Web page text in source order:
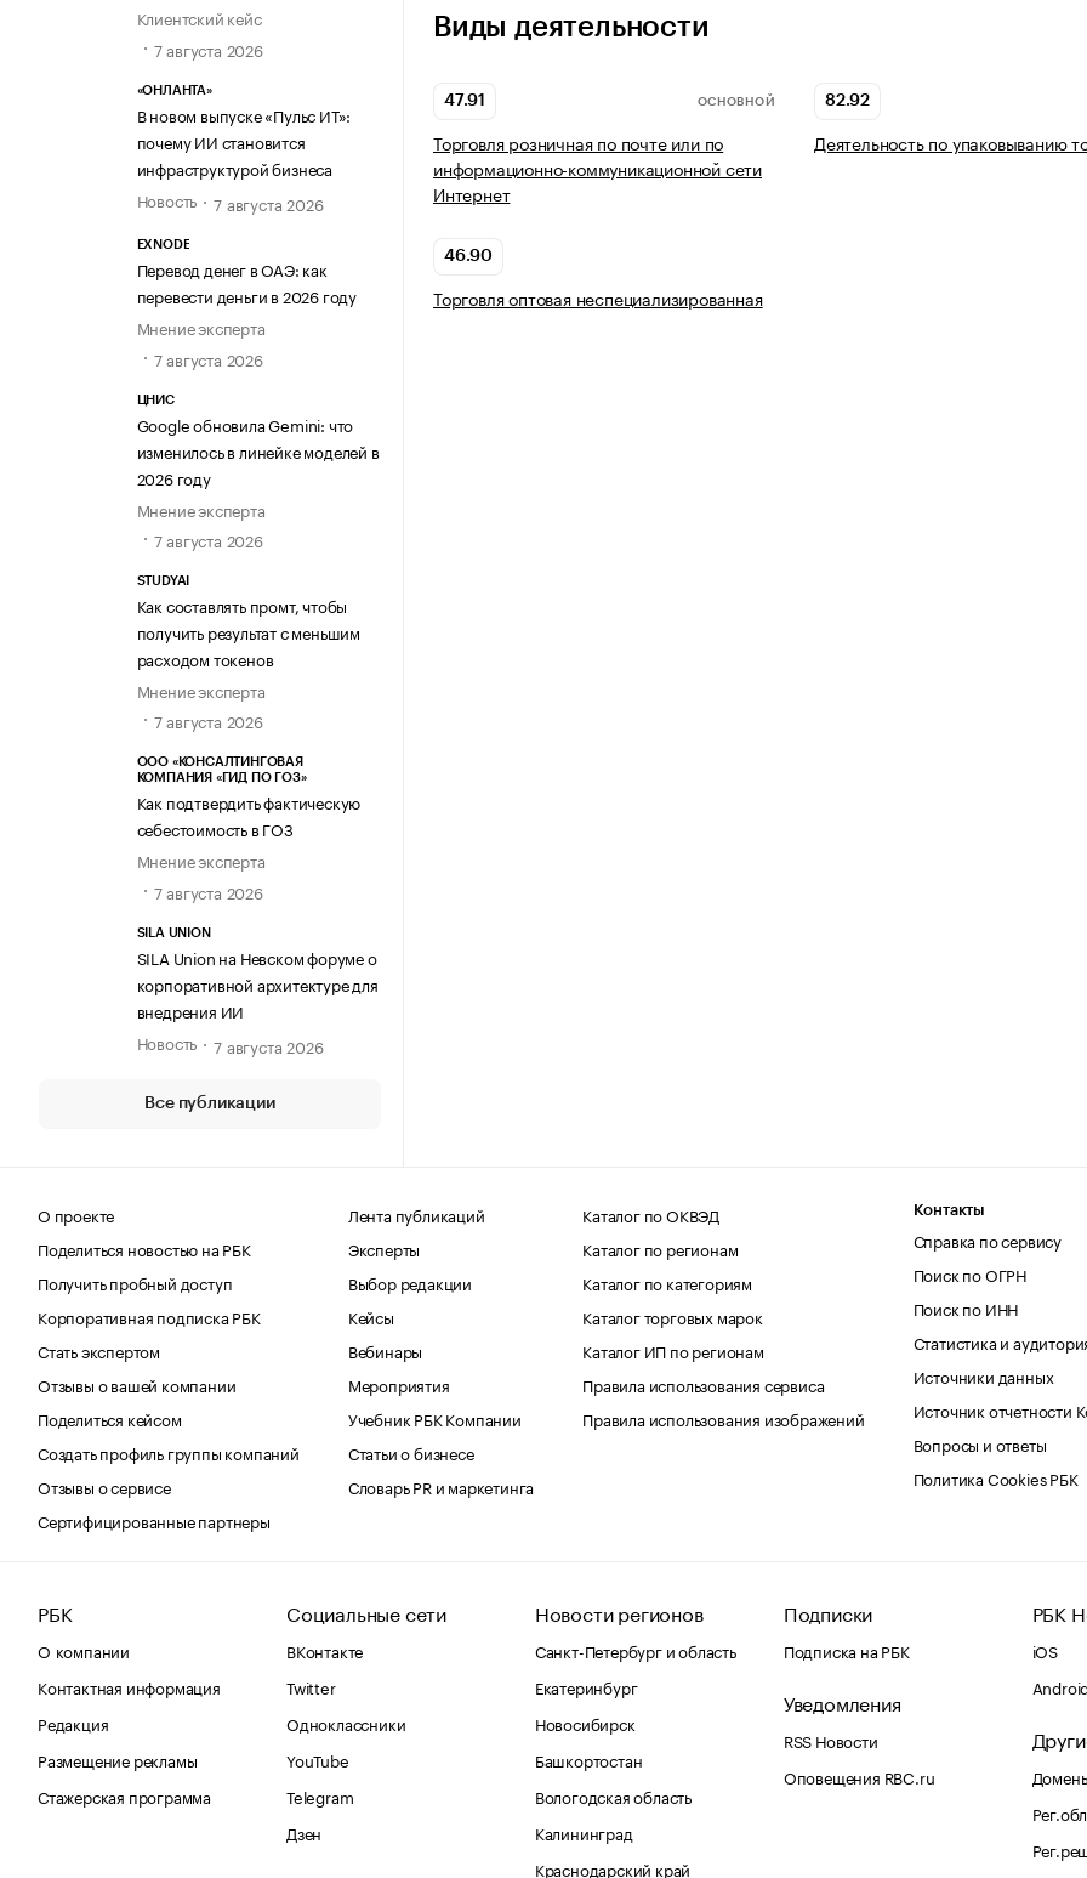
Клиентский кейс
7 августа 2026
«ОНЛАНТА»
В новом выпуске «Пульс ИТ»:
почему ИИ становится
инфраструктурой бизнеса
Новость
7 августа 2026
EXNODE
Перевод денег в ОАЭ: как
перевести деньги в 2026 году
Мнение эксперта
7 августа 2026
ЦНИС
Google обновила Gemini: что
изменилось в линейке моделей в
2026 году
Мнение эксперта
7 августа 2026
STUDYAI
Как составлять промт, чтобы
получить результат с меньшим
расходом токенов
Мнение эксперта
7 августа 2026
ООО «КОНСАЛТИНГОВАЯ
КОМПАНИЯ «ГИД ПО ГОЗ»
Как подтвердить фактическую
себестоимость в ГОЗ
Мнение эксперта
7 августа 2026
SILA UNION
SILA Union на Невском форуме о
корпоративной архитектуре для
внедрения ИИ
Новость
7 августа 2026
Все публикации
Виды деятельности
47.91 ОСНОВНОЙ
Торговля розничная по почте или по
информационно-коммуникационной сети
Интернет
82.92
Деятельность по упаковыванию
46.90
Торговля оптовая неспециализированная
О проекте
Поделиться новостью на РБК
Получить пробный доступ
Корпоративная подписка РБК
Стать экспертом
Отзывы о вашей компании
Поделиться кейсом
Создать профиль группы компаний
Отзывы о сервисе
Сертифицированные партнеры
Лента публикаций
Эксперты
Выбор редакции
Кейсы
Вебинары
Мероприятия
Учебник РБК Компании
Статьи о бизнесе
Словарь PR и маркетинга
Каталог по ОКВЭД
Каталог по регионам
Каталог по категориям
Каталог торговых марок
Каталог ИП по регионам
Правила использования сервиса
Правила использования изображений
Контакты
Справка по сервису
Поиск по ОГРН
Поиск по ИНН
Статистика и
Источники данных
Источник отчетности
Вопросы и ответы
Политика Cookies РБК
РБК
О компании
Контактная информация
Редакция
Размещение рекламы
Стажерская программа
Социальные сети
ВКонтакте
Twitter
Одноклассники
YouTube
Telegram
Дзен
Новости регионов
Санкт-Петербург и область
Екатеринбург
Новосибирск
Башкортостан
Вологодская область
Калининград
Краснодарский край
Подписки
Подписка на РБК
Уведомления
RSS Новости
Оповещения RBC.ru
РБК
iOS